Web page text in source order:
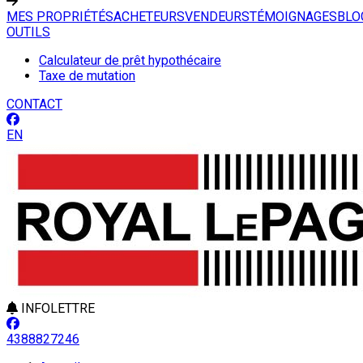
MES PROPRIÉTÉSACHETEURSVENDEURSTÉMOIGNAGES
OUTILS
Calculateur de prêt hypothécaire
Taxe de mutation
CONTACT
EN
INFOLETTRE
4388827246